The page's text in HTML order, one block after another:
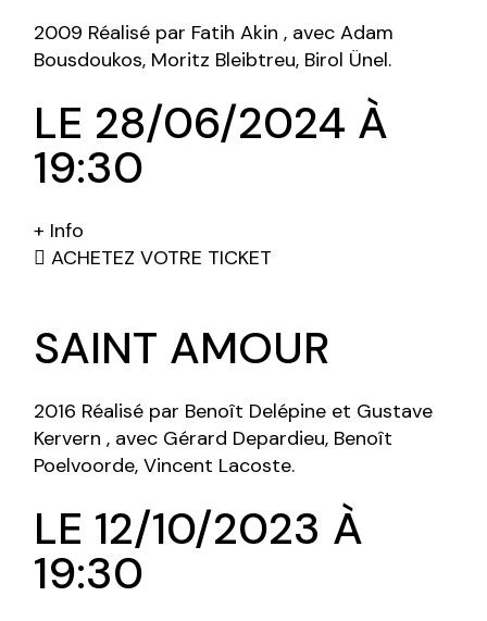
2009 Réalisé par Fatih Akin , avec Adam
Bousdoukos, Moritz Bleibtreu, Birol Ünel.
LE 28/06/2024 À
19:30
+ Info
ACHETEZ VOTRE TICKET
SAINT AMOUR
2016 Réalisé par Benoît Delépine et Gustave
Kervern , avec Gérard Depardieu, Benoît
Poelvoorde, Vincent Lacoste.
LE 12/10/2023 À
19:30